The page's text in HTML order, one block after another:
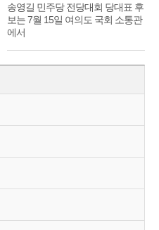
송영길 민주당 전당대회 당대표 후
보는 7월 15일 여의도 국회 소통관
에서